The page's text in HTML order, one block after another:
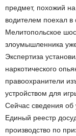
предмет, похожий
водителем поехал в
Мелитопольское
злоумышленника
Экспертиза
наркотического
правоохранители
устройством для
Сейчас сведения
Единый реестр
производство по